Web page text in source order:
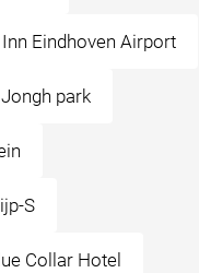
Eindhoven Airport
park
S
Collar Hotel